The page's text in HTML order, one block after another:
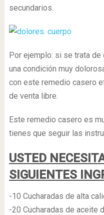
secundarios.
Por ejemplo: si se trata
una condición muy
con este remedio casero
de venta libre.
Este remedio casero es
tienes que seguir las
USTED
SIGUIENTES
-10 Cucharadas de alta
-20 Cucharadas de aceite